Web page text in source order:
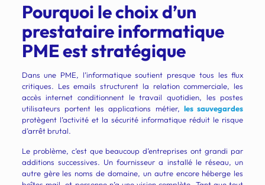
Pourquoi le choix d’un
prestataire informatique
PME est stratégique
Dans une PME, l’informatique soutient presque tous les flux
critiques. Les emails structurent la relation commerciale, les
accès internet conditionnent le travail quotidien, les postes
utilisateurs portent les applications métier, les sauvegardes
protègent l’activité et la sécurité informatique réduit le risque
d’arrêt brutal.
Le problème, c’est que beaucoup d’entreprises ont grandi par
additions successives. Un fournisseur a installé le réseau, un
autre gère les noms de domaine, un autre encore héberge les